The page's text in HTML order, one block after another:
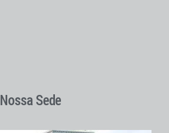
Nossa Sede